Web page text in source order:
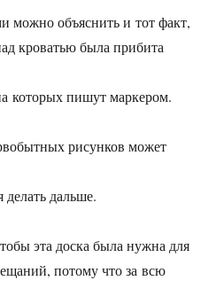
можно объяснить и тот факт,
кроватью была прибита
которых пишут маркером.
рисунков может
делать дальше.
эта доска была нужна для
потому что за всю